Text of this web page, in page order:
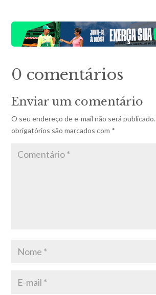
0 comentários
Enviar um comentário
O seu endereço de e-mail não será publicado.
obrigatórios são marcados com *